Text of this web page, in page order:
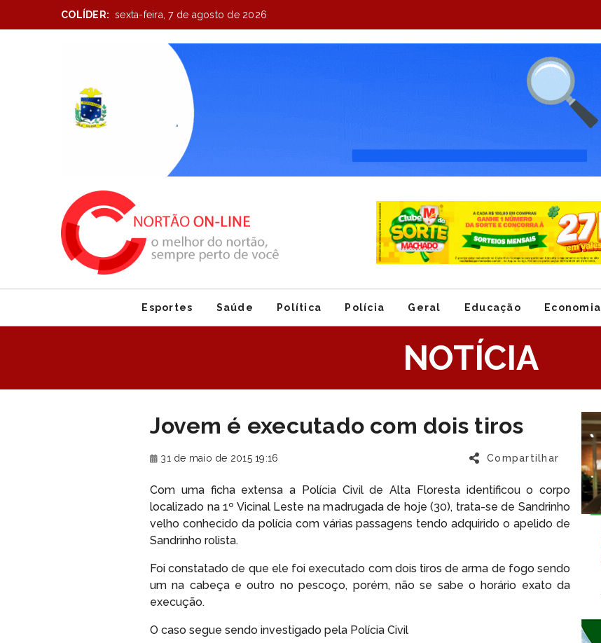
COLÍDER: sexta-feira, 7 de agosto de 2026
of
1
of
Esportes Saúde Política Polícia Geral Educação Economia
NOTÍCIA
Jovem é executado com dois tiros
31 de maio de 2015 19:16 Compartilhar
Com uma ficha extensa a Polícia Civil de Alta Floresta identificou o corpo
localizado na 1º Vicinal Leste na madrugada de hoje (30), trata-se de Sandrinho
velho conhecido da polícia com várias passagens tendo adquirido o apelido de
Sandrinho rolista.
Foi constatado de que ele foi executado com dois tiros de arma de fogo sendo
um na cabeça e outro no pescoço, porém, não se sabe o horário exato da
execução.
O caso segue sendo investigado pela Polícia Civil